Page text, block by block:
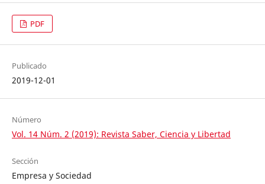
PDF
Publicado
2019-12-01
Número
Vol. 14 Núm. 2 (2019): Revista Saber, Ciencia y Libertad
Sección
Empresa y Sociedad